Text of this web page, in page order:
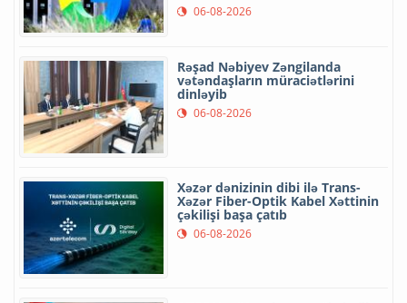
06-08-2026
Rəşad Nəbiyev Zəngilanda
vətəndaşların müraciətlərini
dinləyib
06-08-2026
Xəzər dənizinin dibi ilə Trans-
Xəzər Fiber-Optik Kabel Xəttinin
çəkilişi başa çatıb
06-08-2026